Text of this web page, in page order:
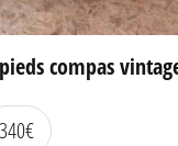
compas
340€